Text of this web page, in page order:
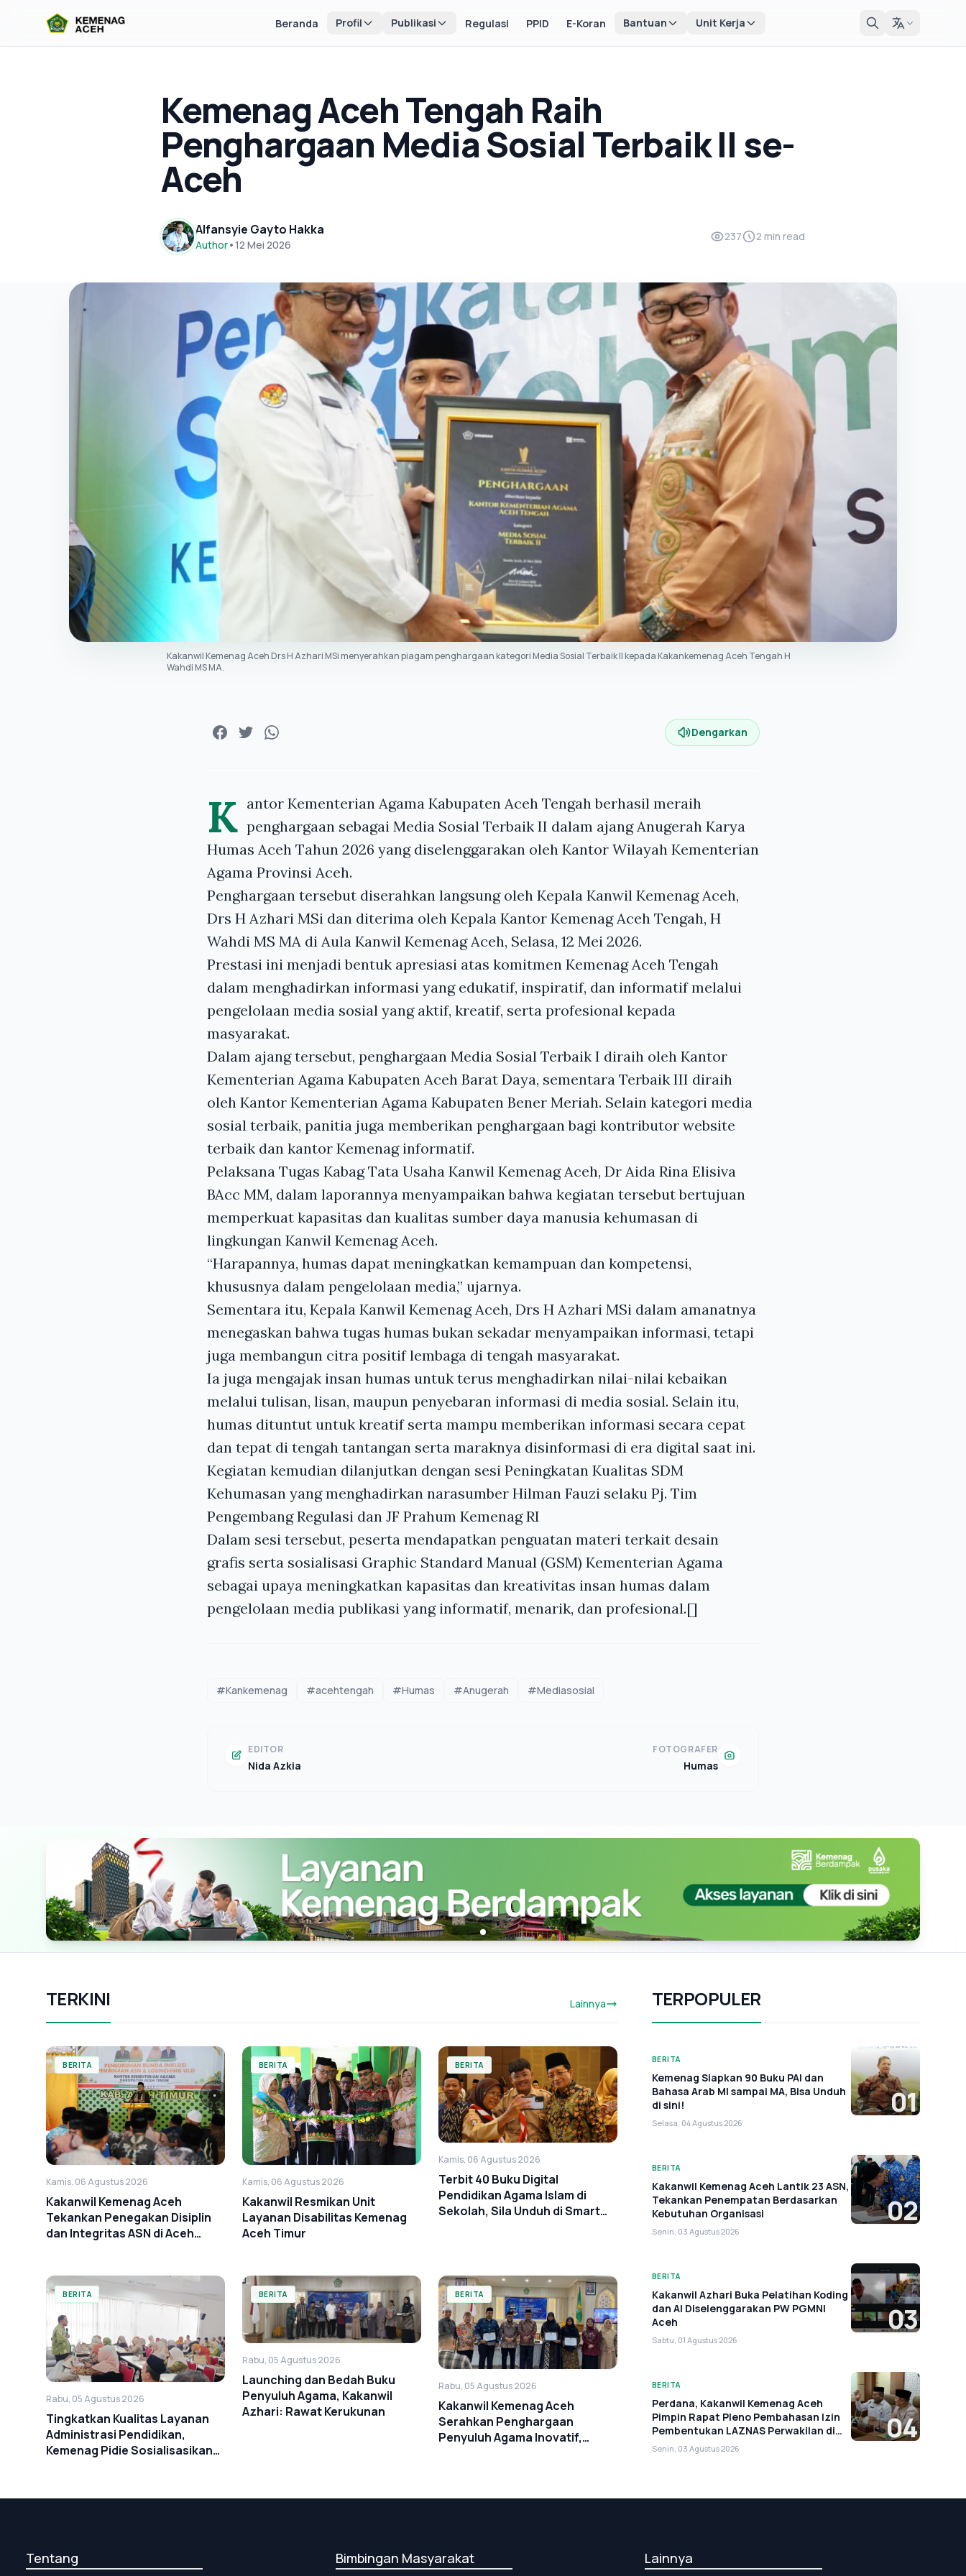
Beranda Profil Publikasi Regulasi PPID E-Koran Bantuan Unit Kerja
Kemenag Aceh Tengah Raih
Penghargaan Media Sosial Terbaik II se-
Aceh
Alfansyie Gayto Hakka
Author•12 Mei 2026
237 2 min read
Kakanwil Kemenag Aceh Drs H Azhari MSi menyerahkan piagam penghargaan kategori Media Sosial Terbaik II kepada Kakankemenag Aceh Tengah H
Wahdi MS MA.
Dengarkan
K antor Kementerian Agama Kabupaten Aceh Tengah berhasil meraih
penghargaan sebagai Media Sosial Terbaik II dalam ajang Anugerah Karya
Humas Aceh Tahun 2026 yang diselenggarakan oleh Kantor Wilayah Kementerian
Agama Provinsi Aceh.
Penghargaan tersebut diserahkan langsung oleh Kepala Kanwil Kemenag Aceh,
Drs H Azhari MSi dan diterima oleh Kepala Kantor Kemenag Aceh Tengah, H
Wahdi MS MA di Aula Kanwil Kemenag Aceh, Selasa, 12 Mei 2026.
Prestasi ini menjadi bentuk apresiasi atas komitmen Kemenag Aceh Tengah
dalam menghadirkan informasi yang edukatif, inspiratif, dan informatif melalui
pengelolaan media sosial yang aktif, kreatif, serta profesional kepada
masyarakat.
Dalam ajang tersebut, penghargaan Media Sosial Terbaik I diraih oleh Kantor
Kementerian Agama Kabupaten Aceh Barat Daya, sementara Terbaik III diraih
oleh Kantor Kementerian Agama Kabupaten Bener Meriah. Selain kategori media
sosial terbaik, panitia juga memberikan penghargaan bagi kontributor website
terbaik dan kantor Kemenag informatif.
Pelaksana Tugas Kabag Tata Usaha Kanwil Kemenag Aceh, Dr Aida Rina Elisiva
BAcc MM, dalam laporannya menyampaikan bahwa kegiatan tersebut bertujuan
memperkuat kapasitas dan kualitas sumber daya manusia kehumasan di
lingkungan Kanwil Kemenag Aceh.
“Harapannya, humas dapat meningkatkan kemampuan dan kompetensi,
khususnya dalam pengelolaan media,” ujarnya.
Sementara itu, Kepala Kanwil Kemenag Aceh, Drs H Azhari MSi dalam amanatnya
menegaskan bahwa tugas humas bukan sekadar menyampaikan informasi, tetapi
juga membangun citra positif lembaga di tengah masyarakat.
Ia juga mengajak insan humas untuk terus menghadirkan nilai-nilai kebaikan
melalui tulisan, lisan, maupun penyebaran informasi di media sosial. Selain itu,
humas dituntut untuk kreatif serta mampu memberikan informasi secara cepat
dan tepat di tengah tantangan serta maraknya disinformasi di era digital saat ini.
Kegiatan kemudian dilanjutkan dengan sesi Peningkatan Kualitas SDM
Kehumasan yang menghadirkan narasumber Hilman Fauzi selaku Pj. Tim
Pengembang Regulasi dan JF Prahum Kemenag RI
Dalam sesi tersebut, peserta mendapatkan penguatan materi terkait desain
grafis serta sosialisasi Graphic Standard Manual (GSM) Kementerian Agama
sebagai upaya meningkatkan kapasitas dan kreativitas insan humas dalam
pengelolaan media publikasi yang informatif, menarik, dan profesional.[]
#Kankemenag #acehtengah #Humas #Anugerah #Mediasosial
EDITOR
Nida Azkia
FOTOGRAFER
Humas
TERKINI Lainnya
BERITA
Kamis, 06 Agustus 2026
Kakanwil Kemenag Aceh
Tekankan Penegakan Disiplin
dan Integritas ASN di Aceh
BERITA
Kamis, 06 Agustus 2026
Kakanwil Resmikan Unit
Layanan Disabilitas Kemenag
Aceh Timur
BERITA
Kamis, 06 Agustus 2026
Terbit 40 Buku Digital
Pendidikan Agama Islam di
Sekolah, Sila Unduh di Smart
BERITA
Rabu, 05 Agustus 2026
Tingkatkan Kualitas Layanan
Administrasi Pendidikan,
Kemenag Pidie Sosialisasikan
BERITA
Rabu, 05 Agustus 2026
Launching dan Bedah Buku
Penyuluh Agama, Kakanwil
Azhari: Rawat Kerukunan
BERITA
Rabu, 05 Agustus 2026
Kakanwil Kemenag Aceh
Serahkan Penghargaan
Penyuluh Agama Inovatif,
TERPOPULER
BERITA
Kemenag Siapkan 90 Buku PAI dan
Bahasa Arab MI sampai MA, Bisa Unduh
di sini!
Selasa, 04 Agustus 2026
01
BERITA
Kakanwil Kemenag Aceh Lantik 23 ASN,
Tekankan Penempatan Berdasarkan
Kebutuhan Organisasi
Senin, 03 Agustus 2026
02
BERITA
Kakanwil Azhari Buka Pelatihan Koding
dan AI Diselenggarakan PW PGMNI
Aceh
Sabtu, 01 Agustus 2026
03
BERITA
Perdana, Kakanwil Kemenag Aceh
Pimpin Rapat Pleno Pembahasan Izin
Pembentukan LAZNAS Perwakilan di
Aceh
Senin, 03 Agustus 2026
04
Tentang Bimbingan Masyarakat Lainnya